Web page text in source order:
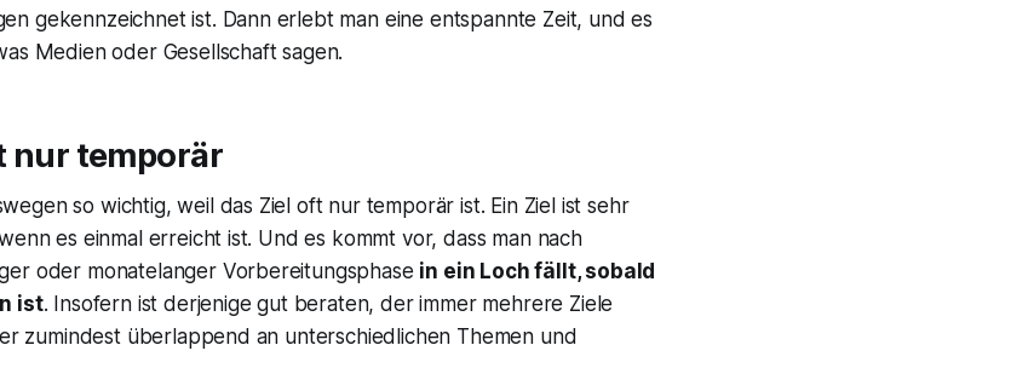
gekennzeichnet ist. Dann erlebt man eine entspannte Zeit, und es
Medien oder Gesellschaft sagen.
nur temporär
so wichtig, weil das Ziel oft nur temporär ist. Ein Ziel ist sehr
es einmal erreicht ist. Und es kommt vor, dass man nach
oder monatelanger Vorbereitungsphase in ein Loch fällt, sobald
ist. Insofern ist derjenige gut beraten, der immer mehrere Ziele
zumindest überlappend an unterschiedlichen Themen und